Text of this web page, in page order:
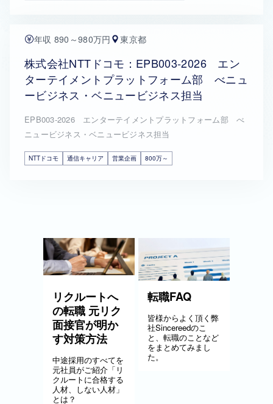
年収 890～980万円 東京都
株式会社NTTドコモ：EPB003-2026 エン
ターテイメントプラットフォーム部 べニュ
ービジネス・ベニュービジネス担当
EPB003-2026 エンターテイメントプラットフォーム部 べ
ニュービジネス・ベニュービジネス担当
NTTドコモ 通信キャリア 営業企画 800万～
リクルートへ
の転職 元リク
面接官が明か
す対策方法
中途採用のすべてを
元社員がご紹介「リ
クルートに合格する
人材、しない人材」
とは？
転職FAQ
皆様からよく頂く弊
社Sincereedのこ
と、転職のことなど
をまとめてみまし
た。